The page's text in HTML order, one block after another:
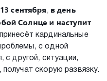
13 сентября , в день
Солнце и наступит
кардинальные
с одной
с другой, ситуации,
скорую развязку.